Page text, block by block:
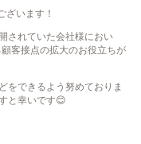
います！
されていた会社様におい
客接点の拡大のお役立ちが
をできるよう努めておりま
と幸いです😊